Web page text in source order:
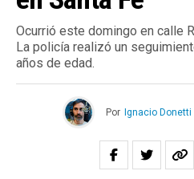
Ocurrió este domingo en calle
La policía realizó un
años de edad.
Por Ignacio Donetti